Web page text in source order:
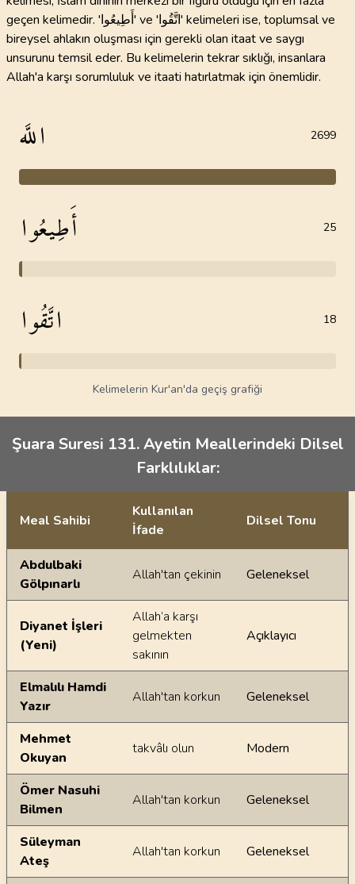
geçen kelimedir. 'أَطِيعُوا' ve 'اتَّقُوا' kelimeleri ise, toplumsal ve
bireysel ahlakın oluşması için gerekli olan itaat ve saygı
unsurunu temsil eder. Bu kelimelerin tekrar sıklığı, insanlara
Allah'a karşı sorumluluk ve itaati hatırlatmak için önemlidir.
اللَّه 2699
أَطِيعُوا 25
اتَّقُوا 18
Kelimelerin Kur'an'da geçiş grafiği
Şuara Suresi 131. Ayetin Meallerindeki Dilsel
Farklılıklar:
Ayetin meallerindeki dilsel farklılıklar
Meal Sahibi
Kullanılan
İfade
Dilsel Tonu
Abdulbaki
Gölpınarlı
Allah'tan çekinin Geleneksel
Diyanet İşleri
(Yeni)
Allah’a karşı
gelmekten
sakının
Açıklayıcı
Elmalılı Hamdi
Yazır
Allah'tan korkun Geleneksel
Mehmet
Okuyan
takvâlı olun Modern
Ömer Nasuhi
Bilmen
Allah'tan korkun Geleneksel
Süleyman
Ateş
Allah'tan korkun Geleneksel